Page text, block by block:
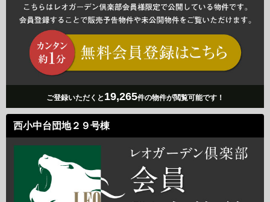
ご登録いただくと 19,265件の物件が閲覧可能です！
西小中台団地２９号棟